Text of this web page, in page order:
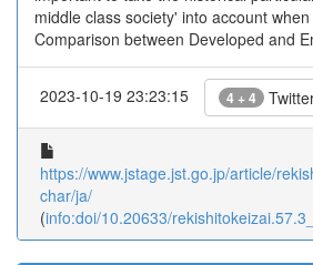
middle class society' into account
Comparison between Developed and
2023-10-19 23:23:15 4 + 4
https://www.jstage.jst.go.jp/article/
char/ja/
(info:doi/10.20633/